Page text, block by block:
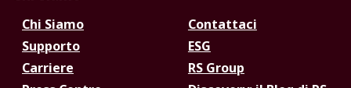
Chi Siamo
Contattaci
Supporto
ESG
Carriere
RS Group